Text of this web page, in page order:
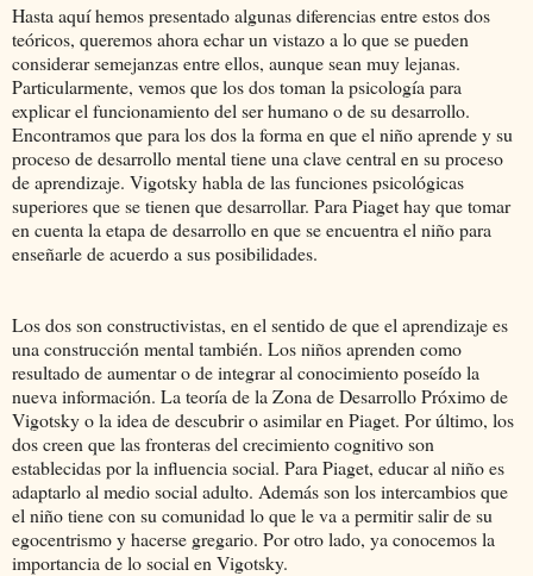
Hasta aquí hemos presentado algunas diferencias entre estos dos
teóricos, queremos ahora echar un vistazo a lo que se pueden
considerar semejanzas entre ellos, aunque sean muy lejanas.
Particularmente, vemos que los dos toman la psicología para
explicar el funcionamiento del ser humano o de su desarrollo.
Encontramos que para los dos la forma en que el niño aprende y su
proceso de desarrollo mental tiene una clave central en su proceso
de aprendizaje. Vigotsky habla de las funciones psicológicas
superiores que se tienen que desarrollar. Para Piaget hay que tomar
en cuenta la etapa de desarrollo en que se encuentra el niño para
enseñarle de acuerdo a sus posibilidades.
Los dos son constructivistas, en el sentido de que el aprendizaje es
una construcción mental también. Los niños aprenden como
resultado de aumentar o de integrar al conocimiento poseído la
nueva información. La teoría de la Zona de Desarrollo Próximo de
Vigotsky o la idea de descubrir o asimilar en Piaget. Por último, los
dos creen que las fronteras del crecimiento cognitivo son
establecidas por la influencia social. Para Piaget, educar al niño es
adaptarlo al medio social adulto. Además son los intercambios que
el niño tiene con su comunidad lo que le va a permitir salir de su
egocentrismo y hacerse gregario. Por otro lado, ya conocemos la
importancia de lo social en Vigotsky.